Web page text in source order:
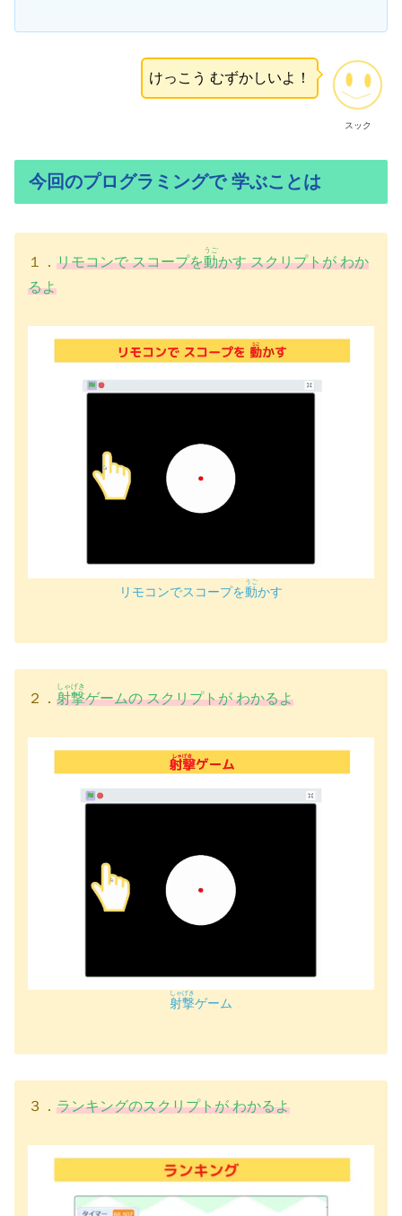
スック
けっこう むずかしいよ！
今回のプログラミングで 学ぶことは
１． リモコンで スコープを動
うご
かす スクリプトが わか
るよ
リモコンでスコープを動
うご
かす
２． 射撃
しゃげき
ゲームの スクリプトが わかるよ
射撃
しゃげき
ゲーム
３． ランキングのスクリプトが わかるよ